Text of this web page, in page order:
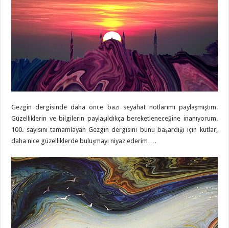
Gezgin dergisinde daha önce bazı seyahat notlarımı paylaşmıştım.
Güzelliklerin ve bilgilerin paylaşıldıkça bereketleneceğine inanıyorum.
100. sayısını tamamlayan Gezgin dergisini bunu başardığı için kutlar,
daha nice güzelliklerde buluşmayı niyaz ederim….